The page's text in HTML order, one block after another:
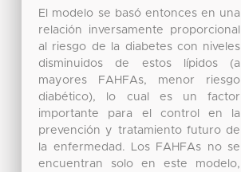
El modelo se basó entonces en una
relación inversamente proporcional
al riesgo de la diabetes con niveles
disminuidos de estos lípidos (a
mayores FAHFAs, menor riesgo
diabético), lo cual es un factor
importante para el control en la
prevención y tratamiento futuro de
la enfermedad. Los FAHFAs no se
encuentran solo en este modelo,